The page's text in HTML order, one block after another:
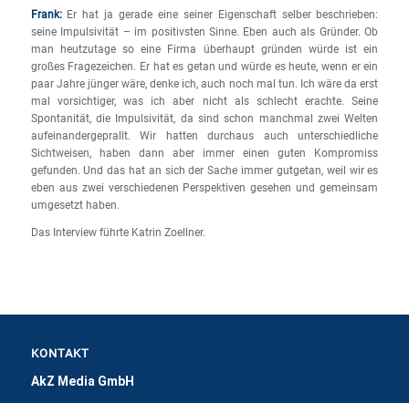
Frank: Er hat ja gerade eine seiner Eigenschaft selber beschrieben:
seine Impulsivität – im positivsten Sinne. Eben auch als Gründer. Ob
man heutzutage so eine Firma überhaupt gründen würde ist ein
großes Fragezeichen. Er hat es getan und würde es heute, wenn er ein
paar Jahre jünger wäre, denke ich, auch noch mal tun. Ich wäre da erst
mal vorsichtiger, was ich aber nicht als schlecht erachte. Seine
Spontanität, die Impulsivität, da sind schon manchmal zwei Welten
aufeinandergeprallt. Wir hatten durchaus auch unterschiedliche
Sichtweisen, haben dann aber immer einen guten Kompromiss
gefunden. Und das hat an sich der Sache immer gutgetan, weil wir es
eben aus zwei verschiedenen Perspektiven gesehen und gemeinsam
umgesetzt haben.
Das Interview führte Katrin Zoellner.
KONTAKT
AkZ Media GmbH